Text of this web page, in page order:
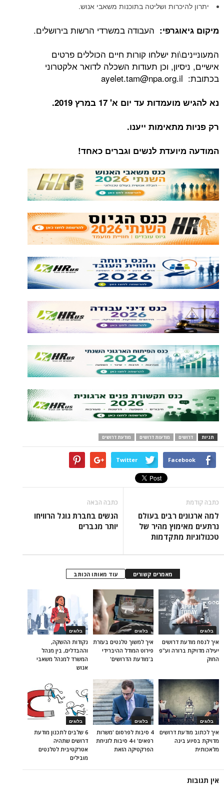
יתרון להיכרות ושליטה בתוכנות משאבי אנוש.
מיקום גיאוגרפי: העבודה במשרדי הרשות בירושלים.
המעוניינים\ות ישלחו קורות חיים הכוללים פרטים
אישיים, ניסיון, וכן תעודות השכלה לדואר אלקטרוני
בכתובת: ayelet.tam@npa.org.il
נא להגיש מועמדות עד יום א' 17 במרץ 2019.
רק פניות מתאימות ייענו.
המודעה מיועדת לנשים וגברים כאחד!
תגיות דרושים מודעות דרושים מודעת דרושים
Facebook
Twitter
כתבה קודמת
למה ארגונים רבים בעולם
נרתעים מאימוץ מהיר של
טכנולוגיות מתקדמות
כתבה הבאה
הנשים בחברת גוגל הרוויחו
יותר מגברים
מאמרים קשורים עוד מאותו הכותב
בלוגים
נקודות ההשקה,
וההבדלים, בין מנהל
המשרד למנהל משאבי
אנוש
בלוגים
איך למשוך טלנטים בעזרת
פירוט המודל ההיברידי
ב'מודעת הדרושים'
בלוגים
איך לנסח מודעת דרושים
יעילה מדויקת ברורה וע"פ
החוק
בלוגים
6 שלבים לתכנון מודעת
דרושים שתהיה
אטרקטיבית לטלנטים
מובילים
בלוגים
4 סיבות לפרסום 'משרות
רפאים' ו-4 סיבות לזניחת
הפרקטיקה הזאת
בלוגים
איך לכתוב מודעת דרושים
מדויקת בסיוע בינה
מלאכותית
אין תגובות